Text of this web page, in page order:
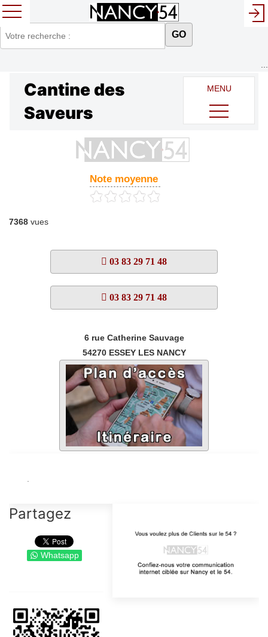
GO
Cantine des
Saveurs
Note moyenne
7368 vues
03 83 29 71 48
03 83 29 71 48
6 rue Catherine Sauvage
54270 ESSEY LES NANCY
Partagez
Whatsapp